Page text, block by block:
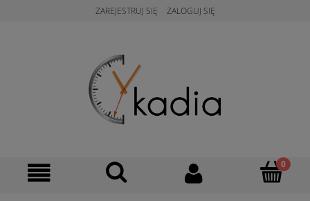
ZAREJESTRUJ SIĘ ZALOGUJ SIĘ